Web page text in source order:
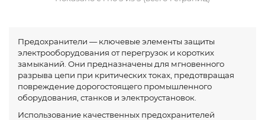
Предохранители — ключевые элементы защиты
электрооборудования от перегрузок и коротких
замыканий. Они предназначены для мгновенного
разрыва цепи при критических токах, предотвращая
повреждение дорогостоящего промышленного
оборудования, станков и электроустановок.
Использование качественных предохранителей